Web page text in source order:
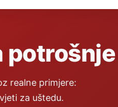
realne primjere:
za uštedu.